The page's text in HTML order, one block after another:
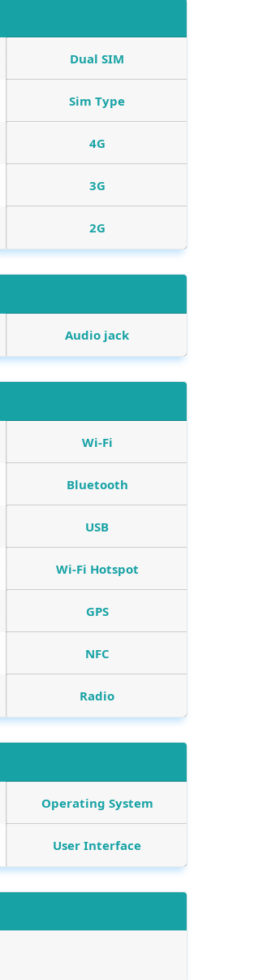
Dual SIM
Sim Type
4G
3G
2G
Audio jack
Wi-Fi
Bluetooth
USB
Wi-Fi Hotspot
GPS
NFC
Radio
Operating System
User Interface